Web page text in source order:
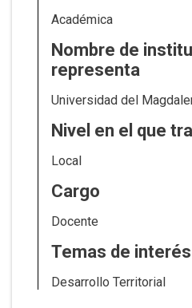
Académica
Nombre de
representa
Universidad del
Nivel en el que
Local
Cargo
Docente
Temas de interés
Desarrollo Territorial